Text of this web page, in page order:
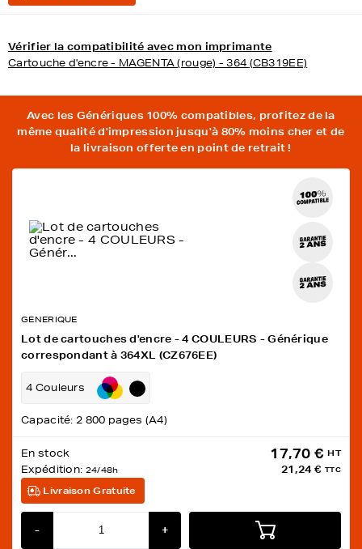
Avec les Génériques 100% compatibles, profitez de la
même qualité d'impression jusqu'à 80% moins cher et de
la livraison offerte en point de retrait !
GENERIQUE
Lot de cartouches d'encre - 4 COULEURS - Générique
correspondant à 364XL (CZ676EE)
4 Couleurs
Capacité: 2 800 pages (A4)
En stock
Expédition: 24/48h
17,70 € HT
21,24 € TTC
Livraison Gratuite
- +
Vérifier la compatibilité avec mon imprimante
Cartouche d'encre - MAGENTA (rouge) - 364 (CB319EE)